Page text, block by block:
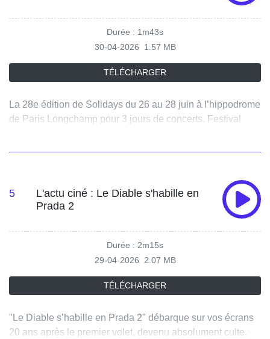
Durée : 1m43s
30-04-2026
1.57 MB
TÉLÉCHARGER
La 28e édition de Solidays du 26 au 28 juin à l’hippodrome
de Paris Longchamp pour 3 jours de concerts. Festival
aussi Major Lazer, Orelsan, Helena, Luiza, Gims, Skip the
Use, Suzane ou encore Bigflo et Oli.
5
L'actu ciné : Le Diable s'habille en
Prada 2
Durée : 2m15s
29-04-2026
2.07 MB
TÉLÉCHARGER
"Le Diable s’habille en Prada 2" débarque sur vos écrans
20 ans après le premier volet, devenu absolument culte.